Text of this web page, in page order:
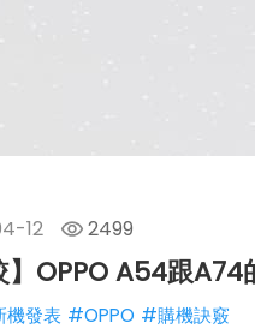
12 2499
】OPPO A54跟
發表 #OPPO #購機訣竅